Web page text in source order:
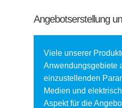
Angebotserstellung
Viele unserer
Anwendungsgebiete
einzustellenden
Medien und
Aspekt für die